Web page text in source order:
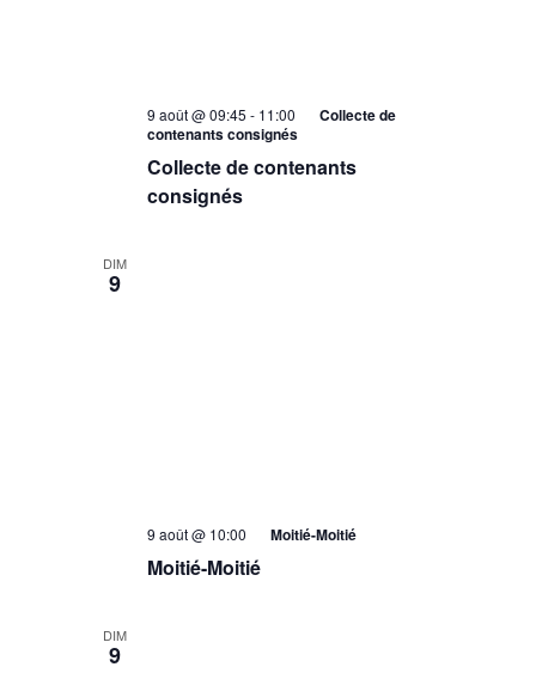
Collecte de contenants
consignés
9 août @ 09:45 - 11:00
Collecte de
contenants consignés
DIM
9
Moitié-Moitié
9 août @ 10:00 Moitié-Moitié
DIM
9